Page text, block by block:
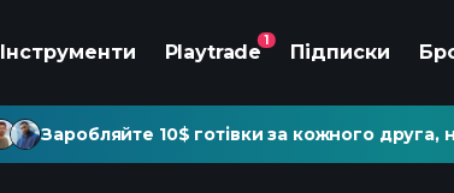
Інструменти Playtrade
1
Підписки
Заробляйте 10$ готівки за кожного друга,